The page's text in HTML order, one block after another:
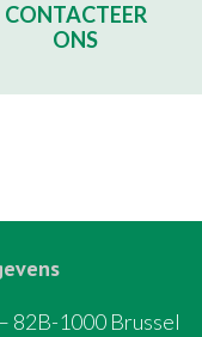
CONTACTEER
ONS
82B-1000 Brussel